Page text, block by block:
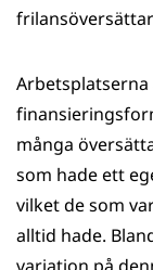
många
som hade ett
vilket de som
alltid hade.